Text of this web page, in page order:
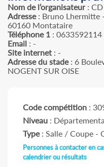
Nom de l’organisateur: CD
Adresse: Bruno Lhermitte
60160 Montataire
Téléphone 1 : 0633592114
Email : -
Site internet : -
Adresse du stade: 6
NOGENT SUR OISE
Code compétition :
Niveau :
Type: Salle / Coupe -
Personnes à contacter en
calendrier ou résultats